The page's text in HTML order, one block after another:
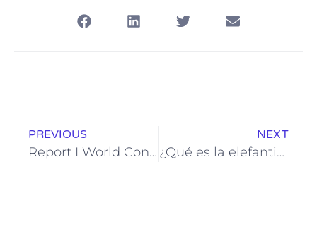
PREVIOUS
Report I World Congress on Lipedema
NEXT
¿Qué es la elefantiasis en las piernas?